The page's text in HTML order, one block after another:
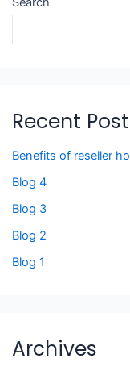
Recent
Benefits of reseller
Blog 4
Blog 3
Blog 2
Blog 1
Archives